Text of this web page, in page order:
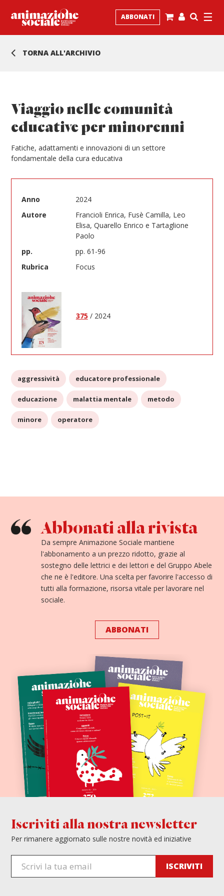
ABBONATI ☰
TORNA ALL'ARCHIVIO
Viaggio nelle comunità
educative per minorenni
Fatiche, adattamenti e innovazioni di un settore
fondamentale della cura educativa
Anno
2024
Autore
Francioli Enrica, Fusè Camilla, Leo
Elisa, Quarello Enrico e Tartaglione
Paolo
pp.
pp. 61-96
Rubrica
Focus
375 / 2024
aggressività educatore professionale
educazione malattia mentale metodo
minore operatore
Abbonati alla rivista
Da sempre Animazione Sociale mantiene
l'abbonamento a un prezzo ridotto, grazie al
sostegno delle lettrici e dei lettori e del Gruppo Abele
che ne è l'editore. Una scelta per favorire l'accesso di
tutti alla formazione, risorsa vitale per lavorare nel
sociale.
ABBONATI
Iscriviti alla nostra newsletter
Per rimanere aggiornato sulle nostre novità ed iniziative